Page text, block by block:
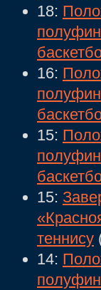
18:
16:
15:
15:
теннису
14: